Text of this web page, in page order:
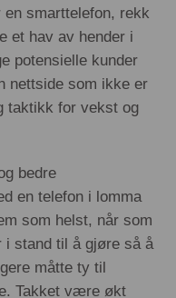
smarttelefon, rekk
et hav av hender i
potensielle kunder
nettside som ikke er
taktikk for vekst og
bedre
en telefon i lomma
som helst, når som
i stand til å gjøre så å
måtte ty til
Takket være økt